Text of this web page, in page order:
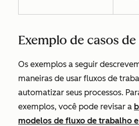
Exemplo de casos de
Os exemplos a seguir
maneiras de usar fluxos de
automatizar seus processos.
exemplos, você pode revisar a
modelos de fluxo de trabalho